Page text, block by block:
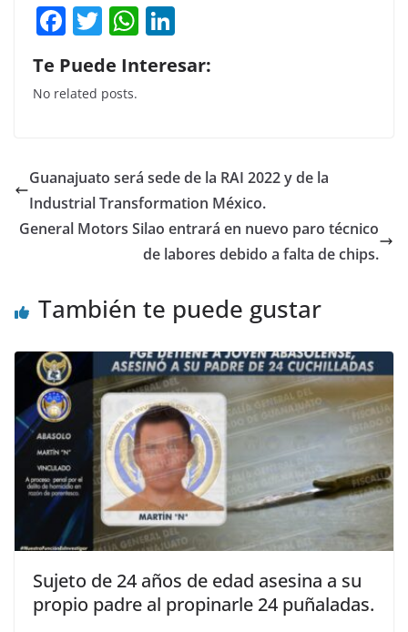
F
a
c
e
o
o
k
T
w
itt
er
W
h
at
p
p
k
n
Te Puede Interesar:
No related posts.
Guanajuato será sede de la RAI 2022 y de la
Industrial Transformation México.
General Motors Silao entrará en nuevo paro técnico
de labores debido a falta de chips.
También te puede gustar
Sujeto de 24 años de edad asesina a su
propio padre al propinarle 24 puñaladas.